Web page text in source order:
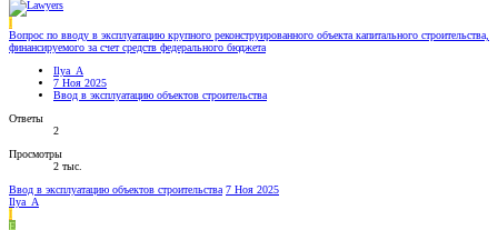
I
Вопрос по вводу в эксплуатацию крупного реконструированного объекта капитального строительства,
финансируемого за счет средств федерального бюджета
Ilya_A
7 Ноя 2025
Ввод в эксплуатацию объектов строительства
Ответы
2
Просмотры
2 тыс.
Ввод в эксплуатацию объектов строительства 7 Ноя 2025
Ilya_A
I
Е